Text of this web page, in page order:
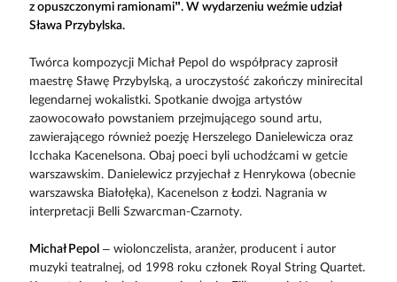
z opuszczonymi ramionami”. W wydarzeniu weźmie udział
Sława Przybylska.
Twórca kompozycji Michał Pepol do współpracy zaprosił
maestrę Sławę Przybylską, a uroczystość zakończy minirecital
legendarnej wokalistki. Spotkanie dwojga artystów
zaowocowało powstaniem przejmującego sound artu,
zawierającego również poezję Herszelego Danielewicza oraz
Icchaka Kacenelsona. Obaj poeci byli uchodźcami w getcie
warszawskim. Danielewicz przyjechał z Henrykowa (obecnie
warszawska Białołęka), Kacenelson z Łodzi. Nagrania w
interpretacji Belli Szwarcman-Czarnoty.
Michał Pepol – wiolonczelista, aranżer, producent i autor
muzyki teatralnej, od 1998 roku członek Royal String Quartet.